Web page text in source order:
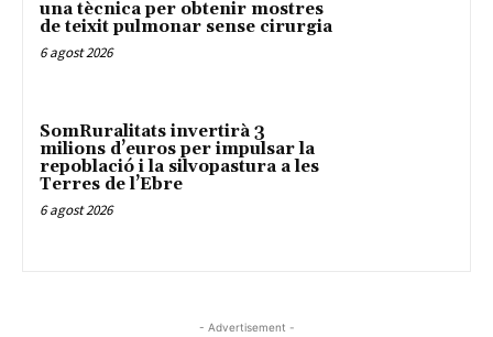
una tècnica per obtenir mostres
de teixit pulmonar sense cirurgia
6 agost 2026
SomRuralitats invertirà 3
milions d’euros per impulsar la
repoblació i la silvopastura a les
Terres de l’Ebre
6 agost 2026
- Advertisement -